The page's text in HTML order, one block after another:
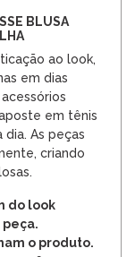
BLUSA
ao look,
em dias
em tênis
As peças
criando
do look
o produto.